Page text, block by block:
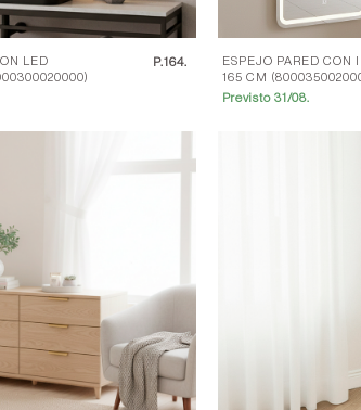
LED
P.164.
ESPEJO PARED CON
165 CM
Previsto 31/08.